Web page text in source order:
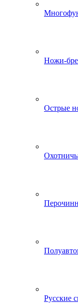
Ножи-
Острые
Русские